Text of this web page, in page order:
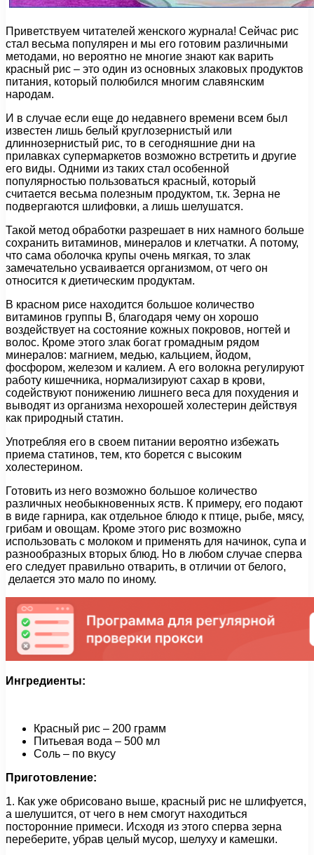
Приветствуем читателей женского журнала! Сейчас рис
стал весьма популярен и мы его готовим различными
методами, но вероятно не многие знают как варить
красный рис – это один из основных злаковых продуктов
питания, который полюбился многим славянским
народам.
И в случае если еще до недавнего времени всем был
известен лишь белый круглозернистый или
длиннозернистый рис, то в сегодняшние дни на
прилавках супермаркетов возможно встретить и другие
его виды. Одними из таких стал особенной
популярностью пользоваться красный, который
считается весьма полезным продуктом, т.к. Зерна не
подвергаются шлифовки, а лишь шелушатся.
Такой метод обработки разрешает в них намного больше
сохранить витаминов, минералов и клетчатки. А потому,
что сама оболочка крупы очень мягкая, то злак
замечательно усваивается организмом, от чего он
относится к диетическим продуктам.
В красном рисе находится большое количество
витаминов группы В, благодаря чему он хорошо
воздействует на состояние кожных покровов, ногтей и
волос. Кроме этого злак богат громадным рядом
минералов: магнием, медью, кальцием, йодом,
фосфором, железом и калием. А его волокна регулируют
работу кишечника, нормализируют сахар в крови,
содействуют понижению лишнего веса для похудения и
выводят из организма нехорошей холестерин действуя
как природный статин.
Употребляя его в своем питании вероятно избежать
приема статинов, тем, кто борется с высоким
холестерином.
Готовить из него возможно большое количество
различных необыкновенных яств. К примеру, его подают
в виде гарнира, как отдельное блюдо к птице, рыбе, мясу,
грибам и овощам. Кроме этого рис возможно
использовать с молоком и применять для начинок, супа и
разнообразных вторых блюд. Но в любом случае сперва
его следует правильно отварить, в отличии от белого,
делается это мало по иному.
Ингредиенты:
Красный рис – 200 грамм
Питьевая вода – 500 мл
Соль – по вкусу
Приготовление:
1. Как уже обрисовано выше, красный рис не шлифуется,
а шелушится, от чего в нем смогут находиться
посторонние примеси. Исходя из этого сперва зерна
переберите, убрав целый мусор, шелуху и камешки.